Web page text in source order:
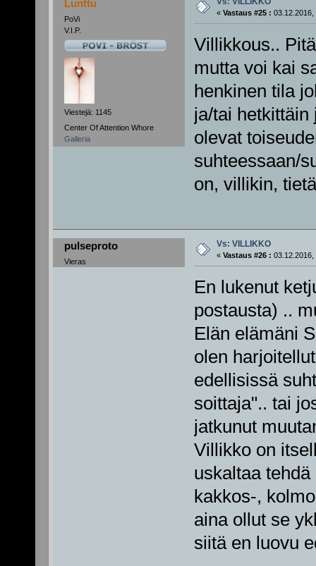
Lunttu
PoVi
V.I.P.
Viestejä: 1145
Center Of Attention Whore
Galleria
« Vastaus #25 : 03.12.2016,
Villikkous..
mutta voi kai
henkinen tila
ja/tai hetkittäin
olevat
suhteessaan/
on, villikin,
pulseproto
Vieras
Vs: VILLIKKO
« Vastaus #26 : 03.12.2016,
En lukenut
postausta) ..
Elän elämäni
olen
edellisissä
soittaja".. tai
jatkunut
Villikko on
uskaltaa
kakkos-,
aina ollut se
siitä en luovu